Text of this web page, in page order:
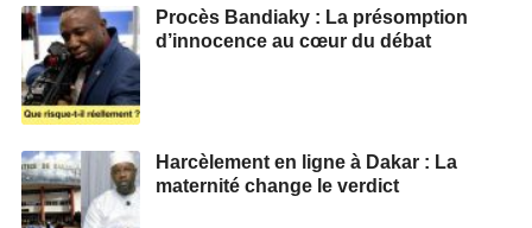
Procès Bandiaky : La présomption
d’innocence au cœur du débat
Harcèlement en ligne à Dakar : La
maternité change le verdict